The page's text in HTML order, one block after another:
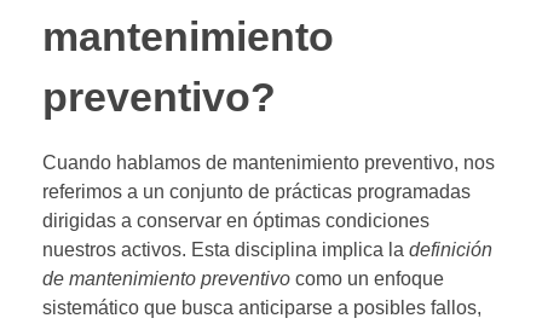
mantenimiento
preventivo?
Cuando hablamos de mantenimiento preventivo, nos
referimos a un conjunto de prácticas programadas
dirigidas a conservar en óptimas condiciones
nuestros activos. Esta disciplina implica la definición
de mantenimiento preventivo como un enfoque
sistemático que busca anticiparse a posibles fallos,